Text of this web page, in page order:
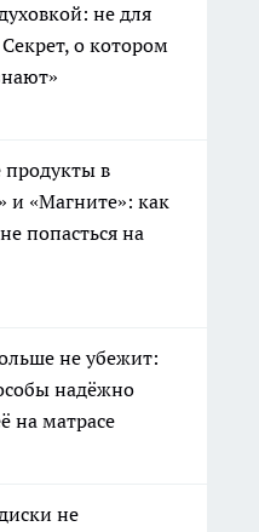
не для
о котором
продукты в
и «Магните»: как
попасться на
не убежит:
надёжно
на матрасе
не